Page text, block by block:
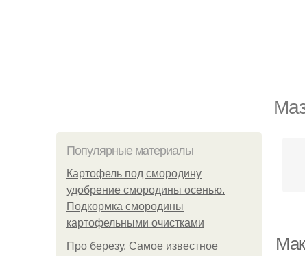
Популярные материалы
Картофель под смородину
удобрение смородины осенью.
Подкормка смородины
картофельными очистками
Про березу. Самое известное